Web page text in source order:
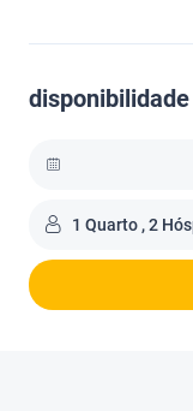
1 Quarto , 2